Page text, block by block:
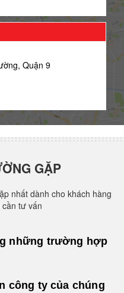
Quận 9
GẶP
nhất dành cho khách hàng
tư vấn
những trường hợp
công ty của chúng